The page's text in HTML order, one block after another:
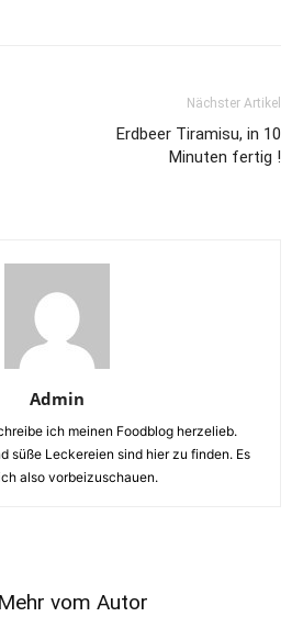
Nächster Artikel
Erdbeer Tiramisu, in 10
Minuten fertig !
Admin
ich meinen Foodblog herzelieb.
süße Leckereien sind hier zu finden. Es
also vorbeizuschauen.
Mehr vom Autor